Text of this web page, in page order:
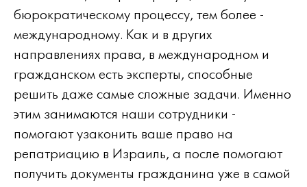
бюрократическому процессу, тем более -
международному. Как и в других
направлениях права, в международном и
гражданском есть эксперты, способные
решить даже самые сложные задачи. Именно
этим занимаются наши сотрудники -
помогают узаконить ваше право на
репатриацию в Израиль, а после помогают
получить документы гражданина уже в самой